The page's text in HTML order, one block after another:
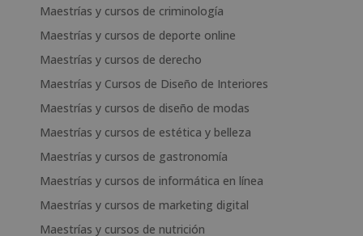
Maestrías y cursos de criminología
Maestrías y cursos de deporte online
Maestrías y cursos de derecho
Maestrías y Cursos de Diseño de Interiores
Maestrías y cursos de diseño de modas
Maestrías y cursos de estética y belleza
Maestrías y cursos de gastronomía
Maestrías y cursos de informática en línea
Maestrías y cursos de marketing digital
Maestrías y cursos de nutrición